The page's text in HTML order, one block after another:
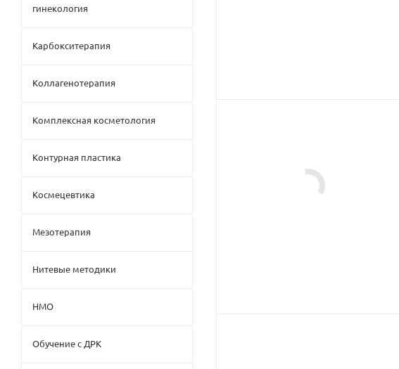
гинекология
Карбокситерапия
Коллагенотерапия
Комплексная косметология
Контурная пластика
Космецевтика
Мезотерапия
Нитевые методики
НМО
Обучение с ДРК